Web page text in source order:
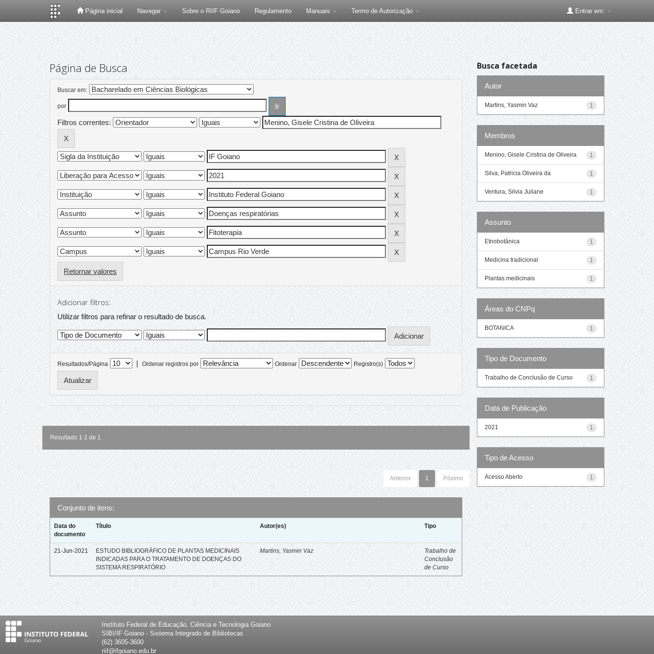
Página inicial Navegar Sobre o RIIF Goiano Regulamento Manuais Termo de Autorização Entrar em:
Página de Busca
Buscar em:
por
Filtros correntes:
Retornar valores
Adicionar filtros:
Utilizar filtros para refinar o resultado de busca.
Resultados/Página | Ordenar registros por Ordenar Registro(s)
Resultado 1-1 de 1.
Anterior 1 Póximo
Conjunto de itens:
Data do
documento
Título Autor(es) Tipo
21-Jun-2021
ESTUDO BIBLIOGRÁFICO DE PLANTAS MEDICINAIS
INDICADAS PARA O TRATAMENTO DE DOENÇAS DO
SISTEMA RESPIRATÓRIO
Martins, Yasmin Vaz
Trabalho de
Conclusão
de Curso
Busca facetada
Autor
1
Martins, Yasmin Vaz
Membros
1
Menino, Gisele Cristina de Oliveira
1
Silva, Patricia Oliveira da
1
Ventura, Silvia Juliane
Assunto
1
Etnobotânica
1
Medicina tradicional
1
Plantas medicinais
Áreas do CNPq
1
BOTANICA
Tipo de Documento
1
Trabalho de Conclusão de Curso
Data de Publicação
1
2021
Tipo de Acesso
1
Acesso Aberto
Instituto Federal de Educação, Ciência e Tecnologia Goiano
SIBI/IF Goiano - Sistema Integrado de Bibliotecas
(62) 3605-3600
riif@ifgoiano.edu.br